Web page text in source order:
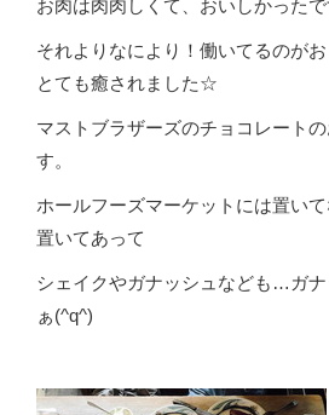
お肉は肉肉しくて、おいしかったで
それよりなにより！働いてるのが
とても癒されました☆
マストブラザーズのチョコレート
す。
ホールフーズマーケットには置い
置いてあって
シェイクやガナッシュなども…ガ
ぁ(^q^)